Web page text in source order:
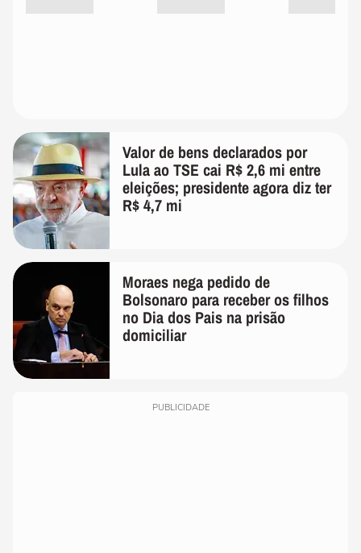
Valor de bens declarados por
Lula ao TSE cai R$ 2,6 mi entre
eleições; presidente agora diz ter
R$ 4,7 mi
Moraes nega pedido de
Bolsonaro para receber os filhos
no Dia dos Pais na prisão
domiciliar
PUBLICIDADE